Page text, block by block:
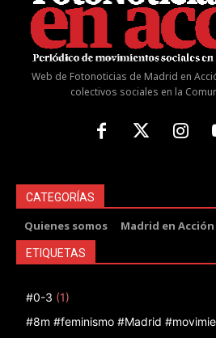
Web de Fotonoticias de Madrid en
colectivos sociales en la
CATEGORÍAS
Quienes somos Madrid en Acción
ETIQUETAS
#0-3 (1)
#8m #feminismo #Madrid